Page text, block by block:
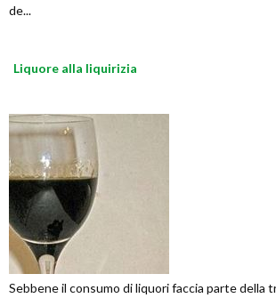
de...
Liquore alla liquirizia
Sebbene il consumo di liquori faccia parte della